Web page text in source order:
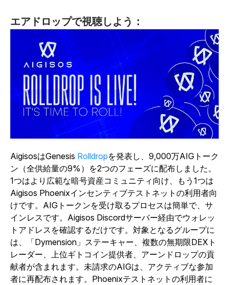
エアドロップで視聴しよう：
AigisosはGenesis Rolldropを発表し 、9,000万AIGトーク
ン（全供給量の9%）を2つのフェーズに配布しました。
1つはより広範な暗号資産コミュニティ向け、もう1つは
Aigisos Phoenixインセンティブテストネットの利用者向
けです。AIGトークンを受け取るプロセスは簡単で、サ
インレスです。Aigisos Discordサーバー経由でウォレッ
トアドレスを確認するだけです。対象となるグループに
は、「Dymension」ステーキャー、複数の無期限DEXト
レーダー、上位ギトコイン提供者、アーンドロップの貢
献者が含まれます。未請求のAIGは、アクティブな参加
者に再配布されます。Phoenixテストネットの利用者に